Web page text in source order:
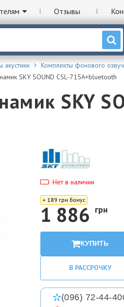
Отзывы
акустики Комплекты фонового
SKY SOUND CSL-715A+bluetooth
SKY
Нет в наличии
+ 189 грн бонус
1 886 грн
КУПИТЬ
В РАССРОЧКУ
(096) 72-44-